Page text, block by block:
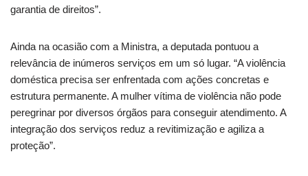
garantia de direitos”.
Ainda na ocasião com a Ministra, a deputada pontuou a
relevância de inúmeros serviços em um só lugar. “A violência
doméstica precisa ser enfrentada com ações concretas e
estrutura permanente. A mulher vítima de violência não pode
peregrinar por diversos órgãos para conseguir atendimento. A
integração dos serviços reduz a revitimização e agiliza a
proteção”.